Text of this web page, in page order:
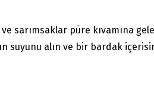
ve sarımsaklar püre kıvamına
suyunu alın ve bir bardak